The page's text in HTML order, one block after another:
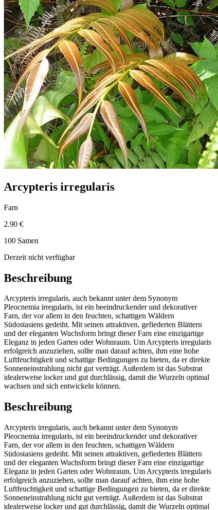
Arcypteris irregularis
Farn
2.90 €
100 Samen
Derzeit nicht verfügbar
Beschreibung
Arcypteris irregularis, auch bekannt unter dem Synonym
Pleocnemia irregularis, ist ein beeindruckender und dekorativer
Farn, der vor allem in den feuchten, schattigen Wäldern
Südostasiens gedeiht. Mit seinen attraktiven, gefiederten Blättern
und der eleganten Wuchsform bringt dieser Farn eine einzigartige
Eleganz in jeden Garten oder Wohnraum. Um Arcypteris irregularis
erfolgreich anzuziehen, sollte man darauf achten, ihm eine hohe
Luftfeuchtigkeit und schattige Bedingungen zu bieten, da er direkte
Sonneneinstrahlung nicht gut verträgt. Außerdem ist das Substrat
idealerweise locker und gut durchlässig, damit die Wurzeln optimal
wachsen und sich entwickeln können.
Beschreibung
Arcypteris irregularis, auch bekannt unter dem Synonym
Pleocnemia irregularis, ist ein beeindruckender und dekorativer
Farn, der vor allem in den feuchten, schattigen Wäldern
Südostasiens gedeiht. Mit seinen attraktiven, gefiederten Blättern
und der eleganten Wuchsform bringt dieser Farn eine einzigartige
Eleganz in jeden Garten oder Wohnraum. Um Arcypteris irregularis
erfolgreich anzuziehen, sollte man darauf achten, ihm eine hohe
Luftfeuchtigkeit und schattige Bedingungen zu bieten, da er direkte
Sonneneinstrahlung nicht gut verträgt. Außerdem ist das Substrat
idealerweise locker und gut durchlässig, damit die Wurzeln optimal